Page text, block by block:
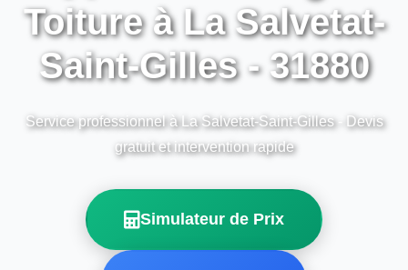
Toiture à La Salvetat-
Saint-Gilles - 31880
Service professionnel à La Salvetat-Saint-Gilles - Devis
gratuit et intervention rapide
Simulateur de Prix